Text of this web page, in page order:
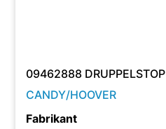
09462888 DRUPPELSTOP
CANDY/HOOVER
Fabrikant